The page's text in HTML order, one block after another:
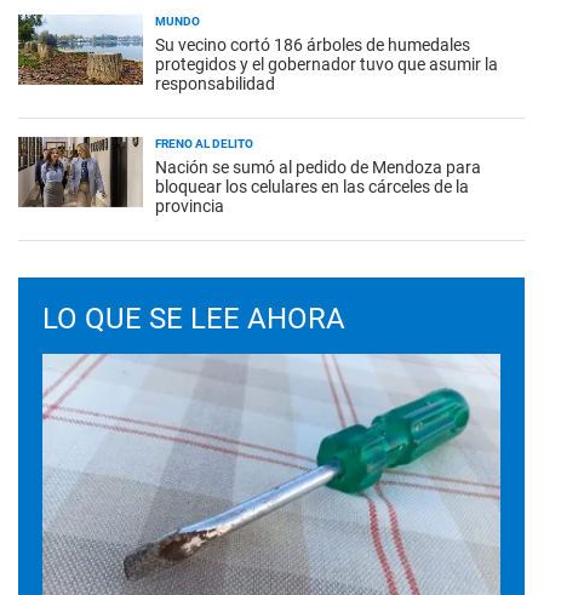
MUNDO
Su vecino cortó 186 árboles de humedales
protegidos y el gobernador tuvo que asumir la
responsabilidad
FRENO AL DELITO
Nación se sumó al pedido de Mendoza para
bloquear los celulares en las cárceles de la
provincia
LO QUE SE LEE AHORA